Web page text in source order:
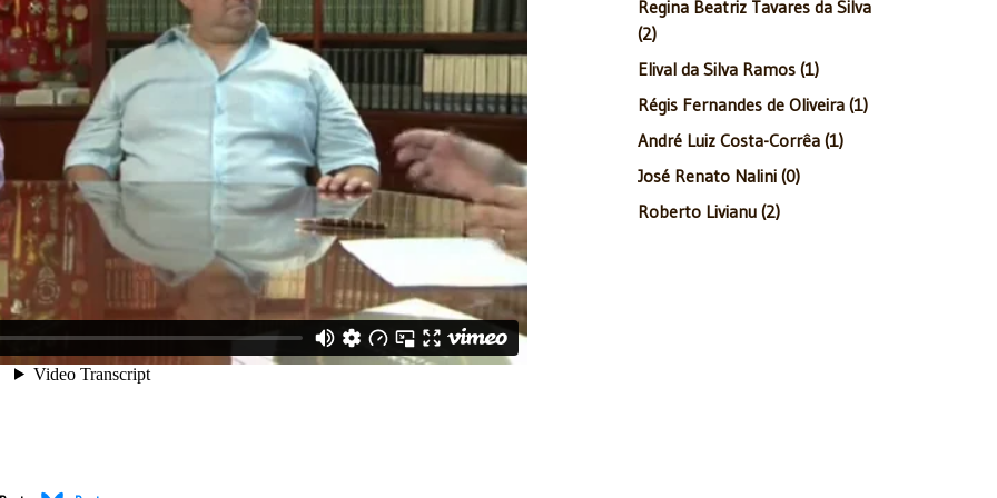
Regina Beatriz Tavares da Silva
(2)
Elival da Silva Ramos (1)
Régis Fernandes de Oliveira (1)
André Luiz Costa-Corrêa (1)
José Renato Nalini (0)
Roberto Livianu (2)